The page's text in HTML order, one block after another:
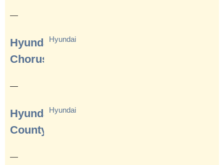
—
Hyundai
Chorus
Hyundai
—
Hyundai
County
Hyundai
—